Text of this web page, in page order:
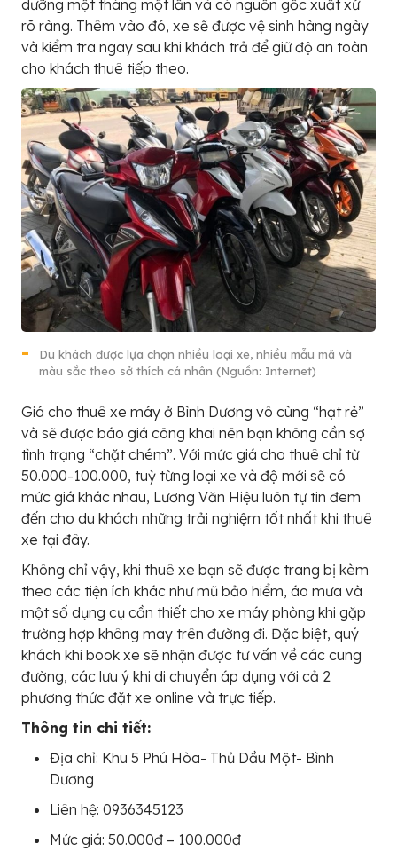
dưỡng một tháng một lần và có nguồn gốc xuất xứ
rõ ràng. Thêm vào đó, xe sẽ được vệ sinh hàng ngày
và kiểm tra ngay sau khi khách trả để giữ độ an toàn
cho khách thuê tiếp theo.
Du khách được lựa chọn nhiều loại xe, nhiều mẫu mã và
màu sắc theo sở thích cá nhân (Nguồn: Internet)
Giá cho thuê xe máy ở Bình Dương vô cùng “hạt rẻ”
và sẽ được báo giá công khai nên bạn không cần sợ
tình trạng “chặt chém”. Với mức giá cho thuê chỉ từ
50.000-100.000, tuỳ từng loại xe và độ mới sẽ có
mức giá khác nhau, Lương Văn Hiệu luôn tự tin đem
đến cho du khách những trải nghiệm tốt nhất khi thuê
xe tại đây.
Không chỉ vậy, khi thuê xe bạn sẽ được trang bị kèm
theo các tiện ích khác như mũ bảo hiểm, áo mưa và
một số dụng cụ cần thiết cho xe máy phòng khi gặp
trường hợp không may trên đường đi. Đặc biệt, quý
khách khi book xe sẽ nhận được tư vấn về các cung
đường, các lưu ý khi di chuyển áp dụng với cả 2
phương thức đặt xe online và trực tiếp.
Thông tin chi tiết:
Địa chỉ: Khu 5 Phú Hòa- Thủ Dầu Một- Bình
Dương
Liên hệ: 0936345123
Mức giá: 50.000đ – 100.000đ